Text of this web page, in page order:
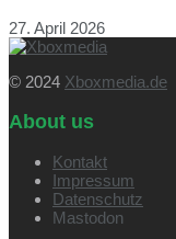
27. April 2026
© 2024 Xboxmedia.de
About us
Kontakt
Impressum
Datenschutz
Mastodon